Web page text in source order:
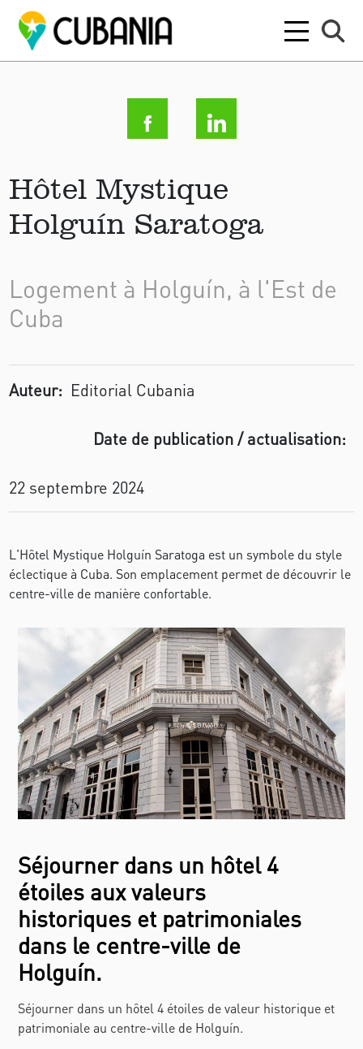
Hôtel Mystique
Holguín Saratoga
Logement à Holguín, à l'Est de
Cuba
Auteur: Editorial Cubania
Date de publication / actualisation:
22 septembre 2024
L'Hôtel Mystique Holguín Saratoga est un symbole du style
éclectique à Cuba. Son emplacement permet de découvrir le
centre-ville de manière confortable.
Séjourner dans un hôtel 4
étoiles aux valeurs
historiques et patrimoniales
dans le centre-ville de
Holguín.
Séjourner dans un hôtel 4 étoiles de valeur historique et
patrimoniale au centre-ville de Holguín.